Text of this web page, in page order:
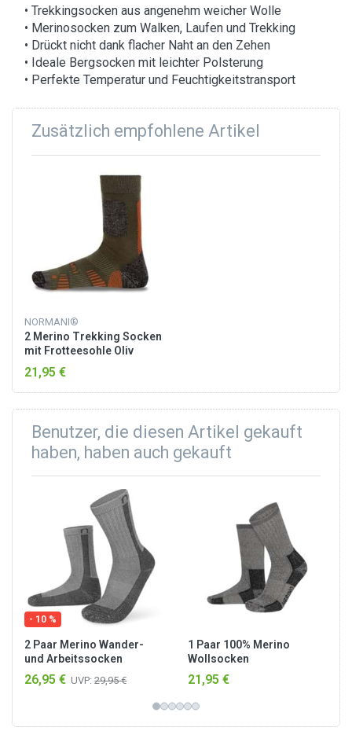
• Trekkingsocken aus angenehm weicher Wolle
• Merinosocken zum Walken, Laufen und Trekking
• Drückt nicht dank flacher Naht an den Zehen
• Ideale Bergsocken mit leichter Polsterung
• Perfekte Temperatur und Feuchtigkeitstransport
Zusätzlich empfohlene Artikel
NORMANI®
2 Merino Trekking Socken
mit Frotteesohle Oliv
21,95 €
Benutzer, die diesen Artikel gekauft
haben, haben auch gekauft
- 10 %
2 Paar Merino Wander-
und Arbeitssocken
„Nowra“
Schwarz/Anthrazit
26,95 € UVP: 29,95 €
1 Paar 100% Merino
Wollsocken
Wandersocken Grau
21,95 €